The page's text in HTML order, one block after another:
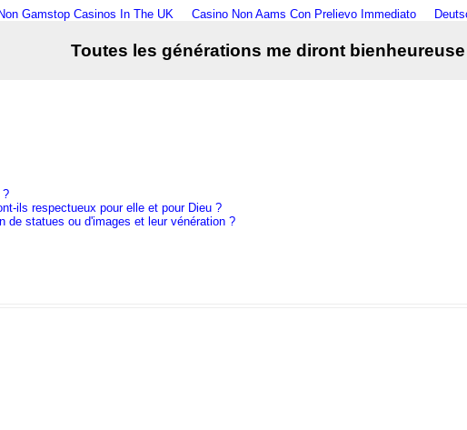
Gamstop Casinos In The UK Casino Non Aams Con Prelievo Immediato
Toutes les générations me diront bienheureuse
?
ils respectueux pour elle et pour Dieu ?
de statues ou d'images et leur vénération ?